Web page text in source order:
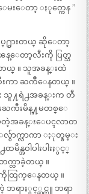
ေမးေတာ့ ႏုတ္ကေန ”
ႈပ္႐ွားတယ္ ဆိုေတာ့
န္ေတာ့လီးကို ပြတ္သ
တယ္ ။ သူအခန္းထဲ
းကာ ႀကိဳေနတယ္ ။
သူ႔ရဲ႕အခန္းက တီ
းႀကီးမိန္႔မတစ္ေ
အခန္းေပၚလာတ
ာက္လာကာ ႏုတ္ခမ္း
အဝါပါးပါးႏွင့္
က္လာခဲ့တယ္ ။
ကိုထြက္ေနတယ္ ။
ဘရာႏွင့္ဆင္တူ ဘရာ